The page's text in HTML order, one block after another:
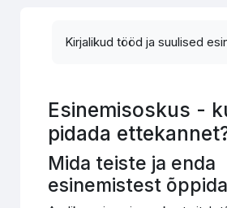
Kirjalikud tööd ja suulised
Esinemisoskus -
pidada
Mida teiste ja enda
esinemistest